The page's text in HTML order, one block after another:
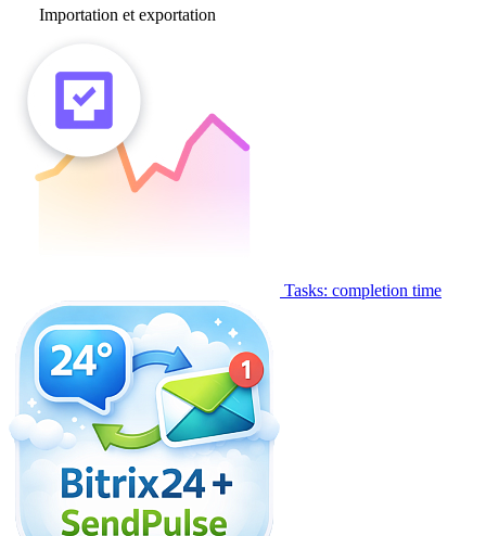
Importation et exportation
Tasks: completion time